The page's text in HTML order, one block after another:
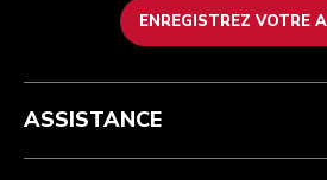
ENREGISTREZ VOTRE
Health Check
Suivez votre commande
Garantie et documents
Recupel
Conditions générales de vente
Retours et remboursements
Imprint
ODR
La marque
Trouver une boutique
ASSISTANCE